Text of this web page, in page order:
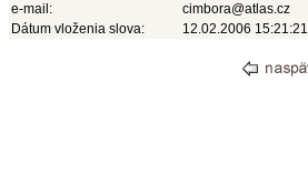
e-mail:
cimbora@atlas.cz
Dátum vloženia slova:
12.02.2006 15:21:21